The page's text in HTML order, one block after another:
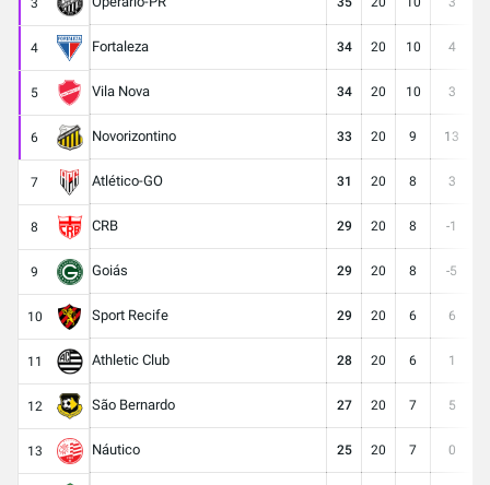
3
4 Fortaleza 34 20 10 4
5 Vila Nova 34 20 10 3
6 Novorizontino 33 20 9 13
7 Atlético-GO 31 20 8 3
8 CRB 29 20 8 -1
9 Goiás 29 20 8 -5
10 Sport Recife 29 20 6 6
11 Athletic Club 28 20 6 1
12 São Bernardo 27 20 7 5
13 Náutico 25 20 7 0